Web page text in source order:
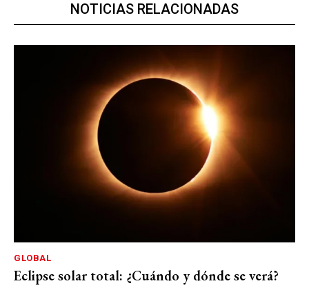
NOTICIAS RELACIONADAS
GLOBAL
Eclipse solar total: ¿Cuándo y dónde se verá?